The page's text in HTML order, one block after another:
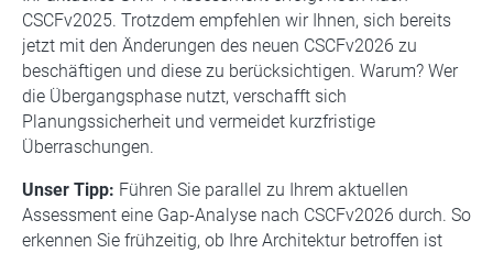
CSCFv2025. Trotzdem empfehlen wir Ihnen, sich bereits
jetzt mit den Änderungen des neuen CSCFv2026 zu
beschäftigen und diese zu berücksichtigen. Warum? Wer
die Übergangsphase nutzt, verschafft sich
Planungssicherheit und vermeidet kurzfristige
Überraschungen.
Unser Tipp: Führen Sie parallel zu Ihrem aktuellen
Assessment eine Gap-Analyse nach CSCFv2026 durch. So
erkennen Sie frühzeitig, ob Ihre Architektur betroffen ist